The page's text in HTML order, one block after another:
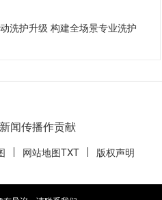
洗护升级 构建全场景专业洗护
闻传播作贡献
网站地图TXT 版权声明